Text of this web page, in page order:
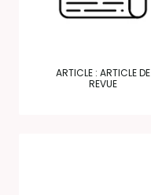
ARTICLE : ARTICLE DE
REVUE